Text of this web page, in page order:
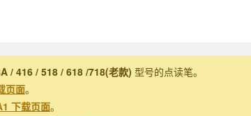
/ 416 / 518 / 618 /718(老款) 型号的点读笔。
页面。
下载页面。